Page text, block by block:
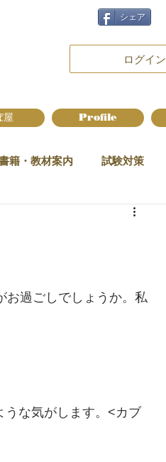
シェア
ログイン
屋 Profile
籍・教材案内 試験対策
お過ごしでしょうか。私
な気がします。<カブ